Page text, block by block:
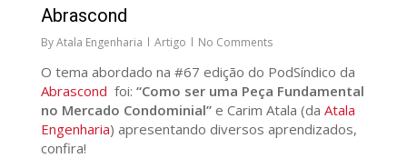
Abrascond
ByAtala Engenharia Artigo No Comments
O tema abordado na #67 edição do PodSíndico da
Abrascond foi: “Como ser uma Peça Fundamental
no Mercado Condominial”e Carim Atala (da Atala
Engenharia) apresentando diversos aprendizados,
confira!